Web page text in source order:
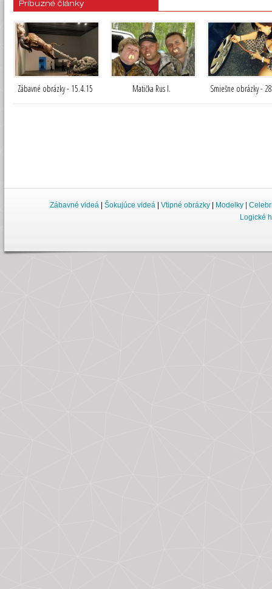
Príbuzné články
Zábavné obrázky - 15.4.15 Matička Rus I. Smiešne obrázky -
Zábavné videá | Šokujúce videá | Vtipné obrázky | Modelky |
Logické